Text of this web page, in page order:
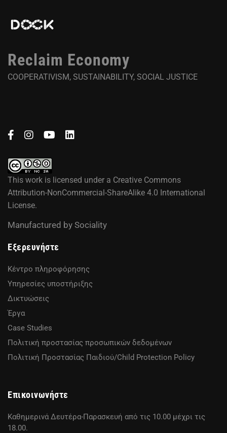
Reclaim Economy
COOPERATIVISM, SUSTAINABILITY, SOCIAL JUSTICE
This work is licensed under a Creative Commons
Attribution-NonCommercial-ShareAlike 4.0 International
License.
Manufactured by Sociality
Εξερευνήστε
Κέντρο πληροφόρησης
Υπηρεσίες υποστήριξης
Δικτυώσεις
Έργα
Case Studies
Πολιτική προστασίας προσωπικών δεδομένων
Πολιτική Προστασίας Παιδιού/Child Protection Policy
Επικοινωνήστε
Καθημερινά Δευτέρα-Παρασκευή από τις 10.00 μέχρι τις
18.00.